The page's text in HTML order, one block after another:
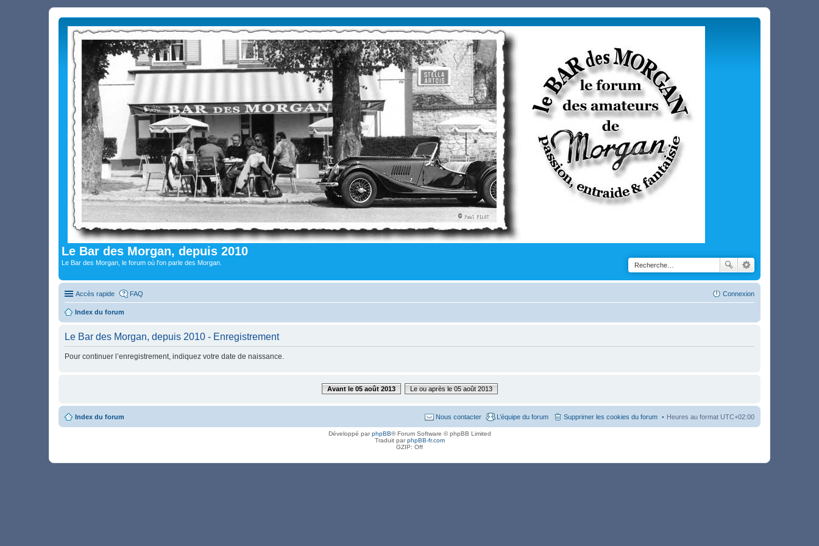
Le Bar des Morgan, depuis 2010
Le Bar des Morgan, le forum où l'on parle des Morgan.
Accès rapide FAQ Connexion
Index du forum
Le Bar des Morgan, depuis 2010 - Enregistrement
Pour continuer l’enregistrement, indiquez votre date de naissance.
Avant le 05 août 2013 Le ou après le 05 août 2013
Index du forum Heures au format UTC+02:00
Supprimer les cookies du forum
L’équipe du forum
Nous contacter
Développé parphpBB® Forum Software © phpBB Limited
Traduit parphpBB-fr.com
GZIP: Off